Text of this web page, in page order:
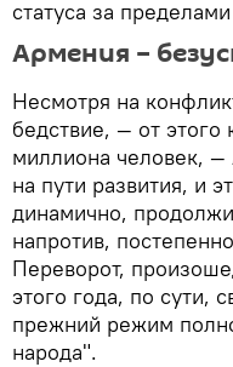
статуса за
Армения –
Несмотря на
бедствие, — от этого
миллиона человек, —
на пути развития, и
динамично,
напротив,
Переворот,
этого года, по сути,
прежний режим
народа".